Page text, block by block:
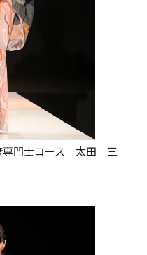
門士コース　太田　三